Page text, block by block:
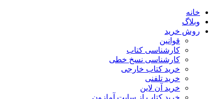
خانه
وبلاگ
روش خرید
قوانین
کارشناسی کتاب
کارشناسی نسخ خطی
خرید کتاب خارجی
خرید تلفنی
خرید آن لاین